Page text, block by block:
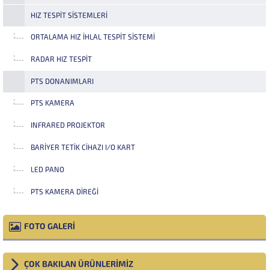
HIZ TESPIT SISTEMLERI
ORTALAMA HIZ İHLAL TESPIT SISTEMI
RADAR HIZ TESPIT
PTS DONANIMLARI
PTS KAMERA
INFRARED PROJEKTOR
BARIYER TETIK CIHAZI I/O KART
LED PANO
PTS KAMERA DIREĞI
FOTO GALERİ
ÇOK BAKILAN ÜRÜNLERİMİZ